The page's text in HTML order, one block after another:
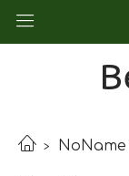
NoName